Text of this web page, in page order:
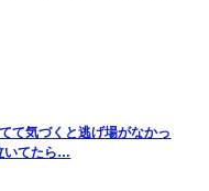
て気づくと逃げ場がなかっ
いてたら…